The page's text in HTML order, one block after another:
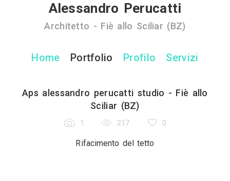
Alessandro Perucatti
Architetto - Fiè allo Sciliar (BZ)
Home Portfolio Profilo Servizi
Aps alessandro perucatti studio - Fiè allo
Sciliar (BZ)
1 217 0
Rifacimento del tetto